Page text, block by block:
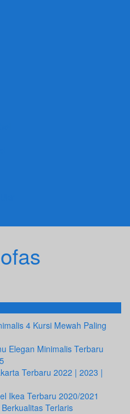
4 Kursi Mewah Paling
Elegan Minimalis Terbaru
Terbaru 2022 | 2023 |
Ikea Terbaru 2020/2021
Terlaris